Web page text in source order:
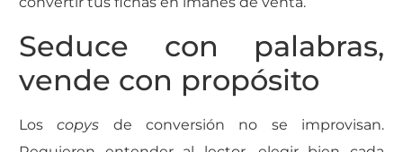
Seduce con palabras,
vende con propósito
Loscopys de conversión no se improvisan.